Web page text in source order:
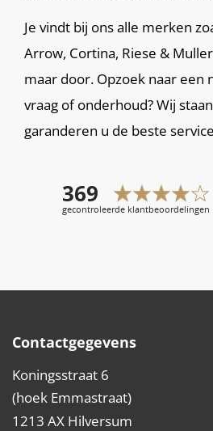
Je vindt bij ons alle merken
Arrow, Cortina, Riese &
maar door. Opzoek naar een
vraag of onderhoud? Wij
garanderen u de beste
Contactgegevens
Koningsstraat 6
(hoek Emmastraat)
1213 AX Hilversum